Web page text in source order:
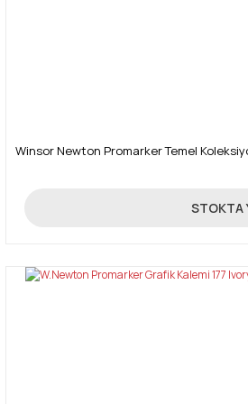
Winsor Newton Promarker Temel
STOKTA